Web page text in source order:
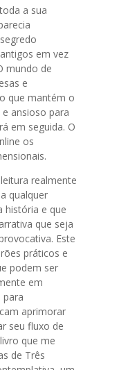
a sua
em vez
mundo de
e
que mantém o
ansioso para
em seguida. O
os
realmente
qualquer
história e que
que seja
Este
práticos e
podem ser
em
para
aprimorar
seu fluxo de
que me
de Três